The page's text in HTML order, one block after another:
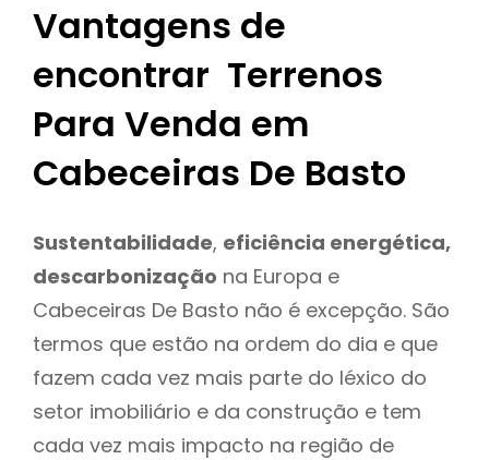
Vantagens de
encontrar Terrenos
Para Venda em
Cabeceiras De Basto
Sustentabilidade, eficiência energética,
descarbonização na Europa e
Cabeceiras De Basto não é excepção. São
termos que estão na ordem do dia e que
fazem cada vez mais parte do léxico do
setor imobiliário e da construção e tem
cada vez mais impacto na região de